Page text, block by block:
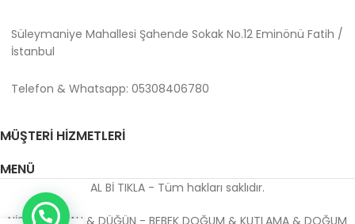
Süleymaniye Mahallesi Şahende Sokak No.12 Eminönü Fatih /
İstanbul
Telefon & Whatsapp: 05308406780
MÜŞTERI HIZMETLERI
MENÜ
AL Bİ TIKLA - Tüm hakları saklıdır.
NİŞAN & NİKAH & DÜĞÜN - BEBEK DOĞUM & KUTLAMA & DOĞUM